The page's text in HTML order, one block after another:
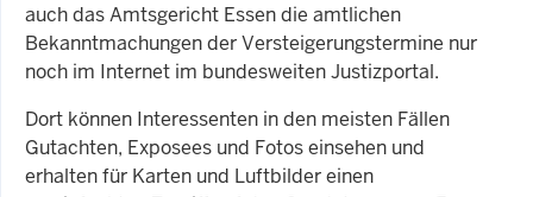
auch das Amtsgericht Essen die amtlichen
Bekanntmachungen der Versteigerungstermine nur
noch im Internet im bundesweiten Justizportal.
Dort können Interessenten in den meisten Fällen
Gutachten, Exposees und Fotos einsehen und
erhalten für Karten und Luftbilder einen